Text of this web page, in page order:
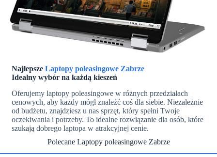
Najlepsze Laptopy poleasingowe Zabrze
Idealny wybór na każdą kieszeń
Oferujemy laptopy poleasingowe w różnych przedziałach
cenowych, aby każdy mógł znaleźć coś dla siebie. Niezależnie
od budżetu, znajdziesz u nas sprzęt, który spełni Twoje
oczekiwania i potrzeby. To idealne rozwiązanie dla osób, które
szukają dobrego laptopa w atrakcyjnej cenie.
Polecane Laptopy poleasingowe Zabrze